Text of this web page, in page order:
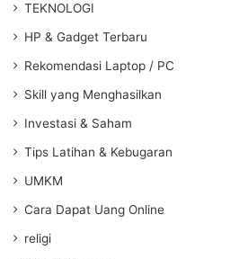
TEKNOLOGI
HP & Gadget Terbaru
Rekomendasi Laptop / PC
Skill yang Menghasilkan
Investasi & Saham
Tips Latihan & Kebugaran
UMKM
Cara Dapat Uang Online
religi